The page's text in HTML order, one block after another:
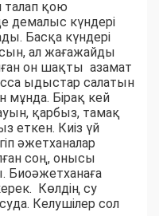
талап қою
демалыс күндері
Басқа күндері
ал жағажайды
он шақты азамат
ыдыстар салатын
мұнда. Бірақ кей
қарбыз, тамақ
еткен. Киіз үй
әжетханалар
соң, онысы
Биоәжетханаға
Көлдің су
Келушілер сол